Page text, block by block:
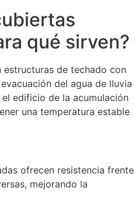
qué sirven?
estructuras de techado con
del agua de lluvia
edificio de la acumulación
una temperatura estable
ofrecen resistencia frente
mejorando la